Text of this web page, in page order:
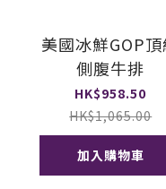
美國冰鮮GOP頂
側腹牛排
HK$958.50
HK$1,065.00
加入購物車